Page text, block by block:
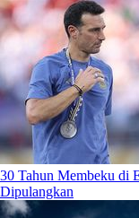
30 Tahun Membeku di
Dipulangkan